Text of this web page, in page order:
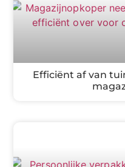
Efficiënt af van